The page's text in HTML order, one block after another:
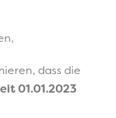
dass die
01.01.2023